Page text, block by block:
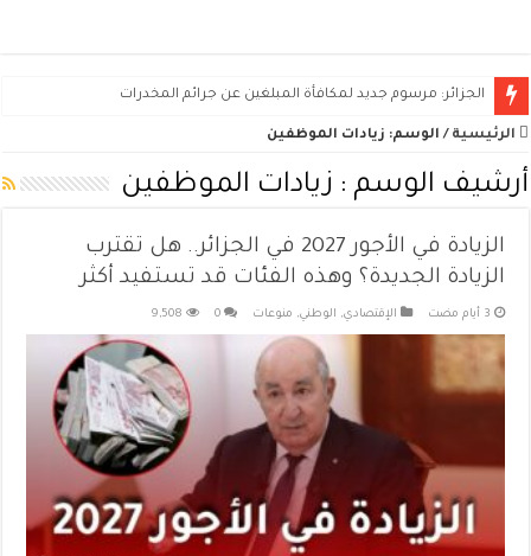
الجزائر: مرسوم جديد لمكافأة المبلغين عن جرائم المخدرات
الرئيسية / الوسم: زيادات الموظفين
أرشيف الوسم : زيادات الموظفين
الزيادة في الأجور 2027 في الجزائر.. هل تقترب
الزيادة الجديدة؟ وهذه الفئات قد تستفيد أكثر
الإقتصادي, الوطني, منوعات 0
9,508